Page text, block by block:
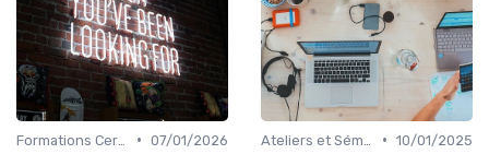
• 07/01/2026
• 10/01/2025